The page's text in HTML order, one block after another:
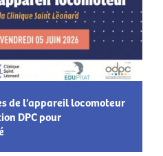
de l’appareil locomoteur
DPC pour